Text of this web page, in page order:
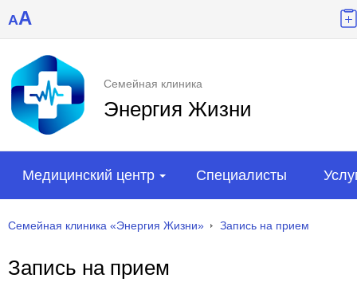
AA
Семейная клиника
Энергия Жизни
Медицинский центр Специалисты
Семейная клиника «Энергия Жизни» Запись на прием
Запись на прием